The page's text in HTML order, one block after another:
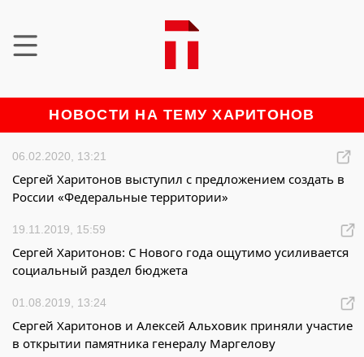
НОВОСТИ НА ТЕМУ ХАРИТОНОВ
06.02.2020, 13:21
Сергей Харитонов выступил с предложением создать в
России «Федеральные территории»
19.11.2019, 15:59
Сергей Харитонов: С Нового года ощутимо усиливается
социальный раздел бюджета
01.08.2019, 13:24
Сергей Харитонов и Алексей Альховик приняли участие
в открытии памятника генералу Маргелову